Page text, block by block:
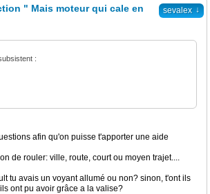
sevalex ↓
" Mais moteur qui cale en
:
afin qu'on puisse t'apporter une aide
de rouler: ville, route, court ou moyen trajet....
tu avais un voyant allumé ou non? sinon, t'ont ils
ont pu avoir grâce a la valise?